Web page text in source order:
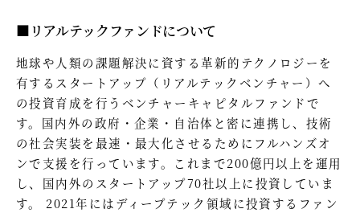
■リアルテックファンドについて
地球や人類の課題解決に資する革新的テクノロジーを
有するスタートアップ（リアルテックベンチャー）へ
の投資育成を行うベンチャーキャピタルファンドで
す。国内外の政府・企業・自治体と密に連携し、技術
の社会実装を最速・最大化させるためにフルハンズオ
ンで支援を行っています。これまで200億円以上を運用
し、国内外のスタートアップ70社以上に投資していま
す。 2021年にはディープテック領域に投資するファン